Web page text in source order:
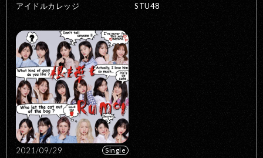
アイドルカレッジ STU48
2021/09/29 Single